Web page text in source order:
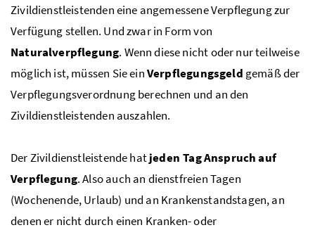
Zivildienstleistenden eine angemessene Verpflegung zur
Verfügung stellen. Und zwar in Form von
Naturalverpflegung. Wenn diese nicht oder nur teilweise
möglich ist, müssen Sie einVerpflegungsgeld gemäß der
Verpflegungsverordnung berechnen und an den
Zivildienstleistenden auszahlen.
Der Zivildienstleistende hatjeden Tag Anspruch auf
Verpflegung. Also auch an dienstfreien Tagen
(Wochenende, Urlaub) und an Krankenstandstagen, an
denen er nicht durch einen Kranken- oder